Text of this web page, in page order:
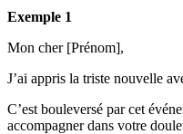
Exemple 1
Mon cher [Prénom],
J’ai appris la triste nouvelle
C’est bouleversé par cet
accompagner dans votre